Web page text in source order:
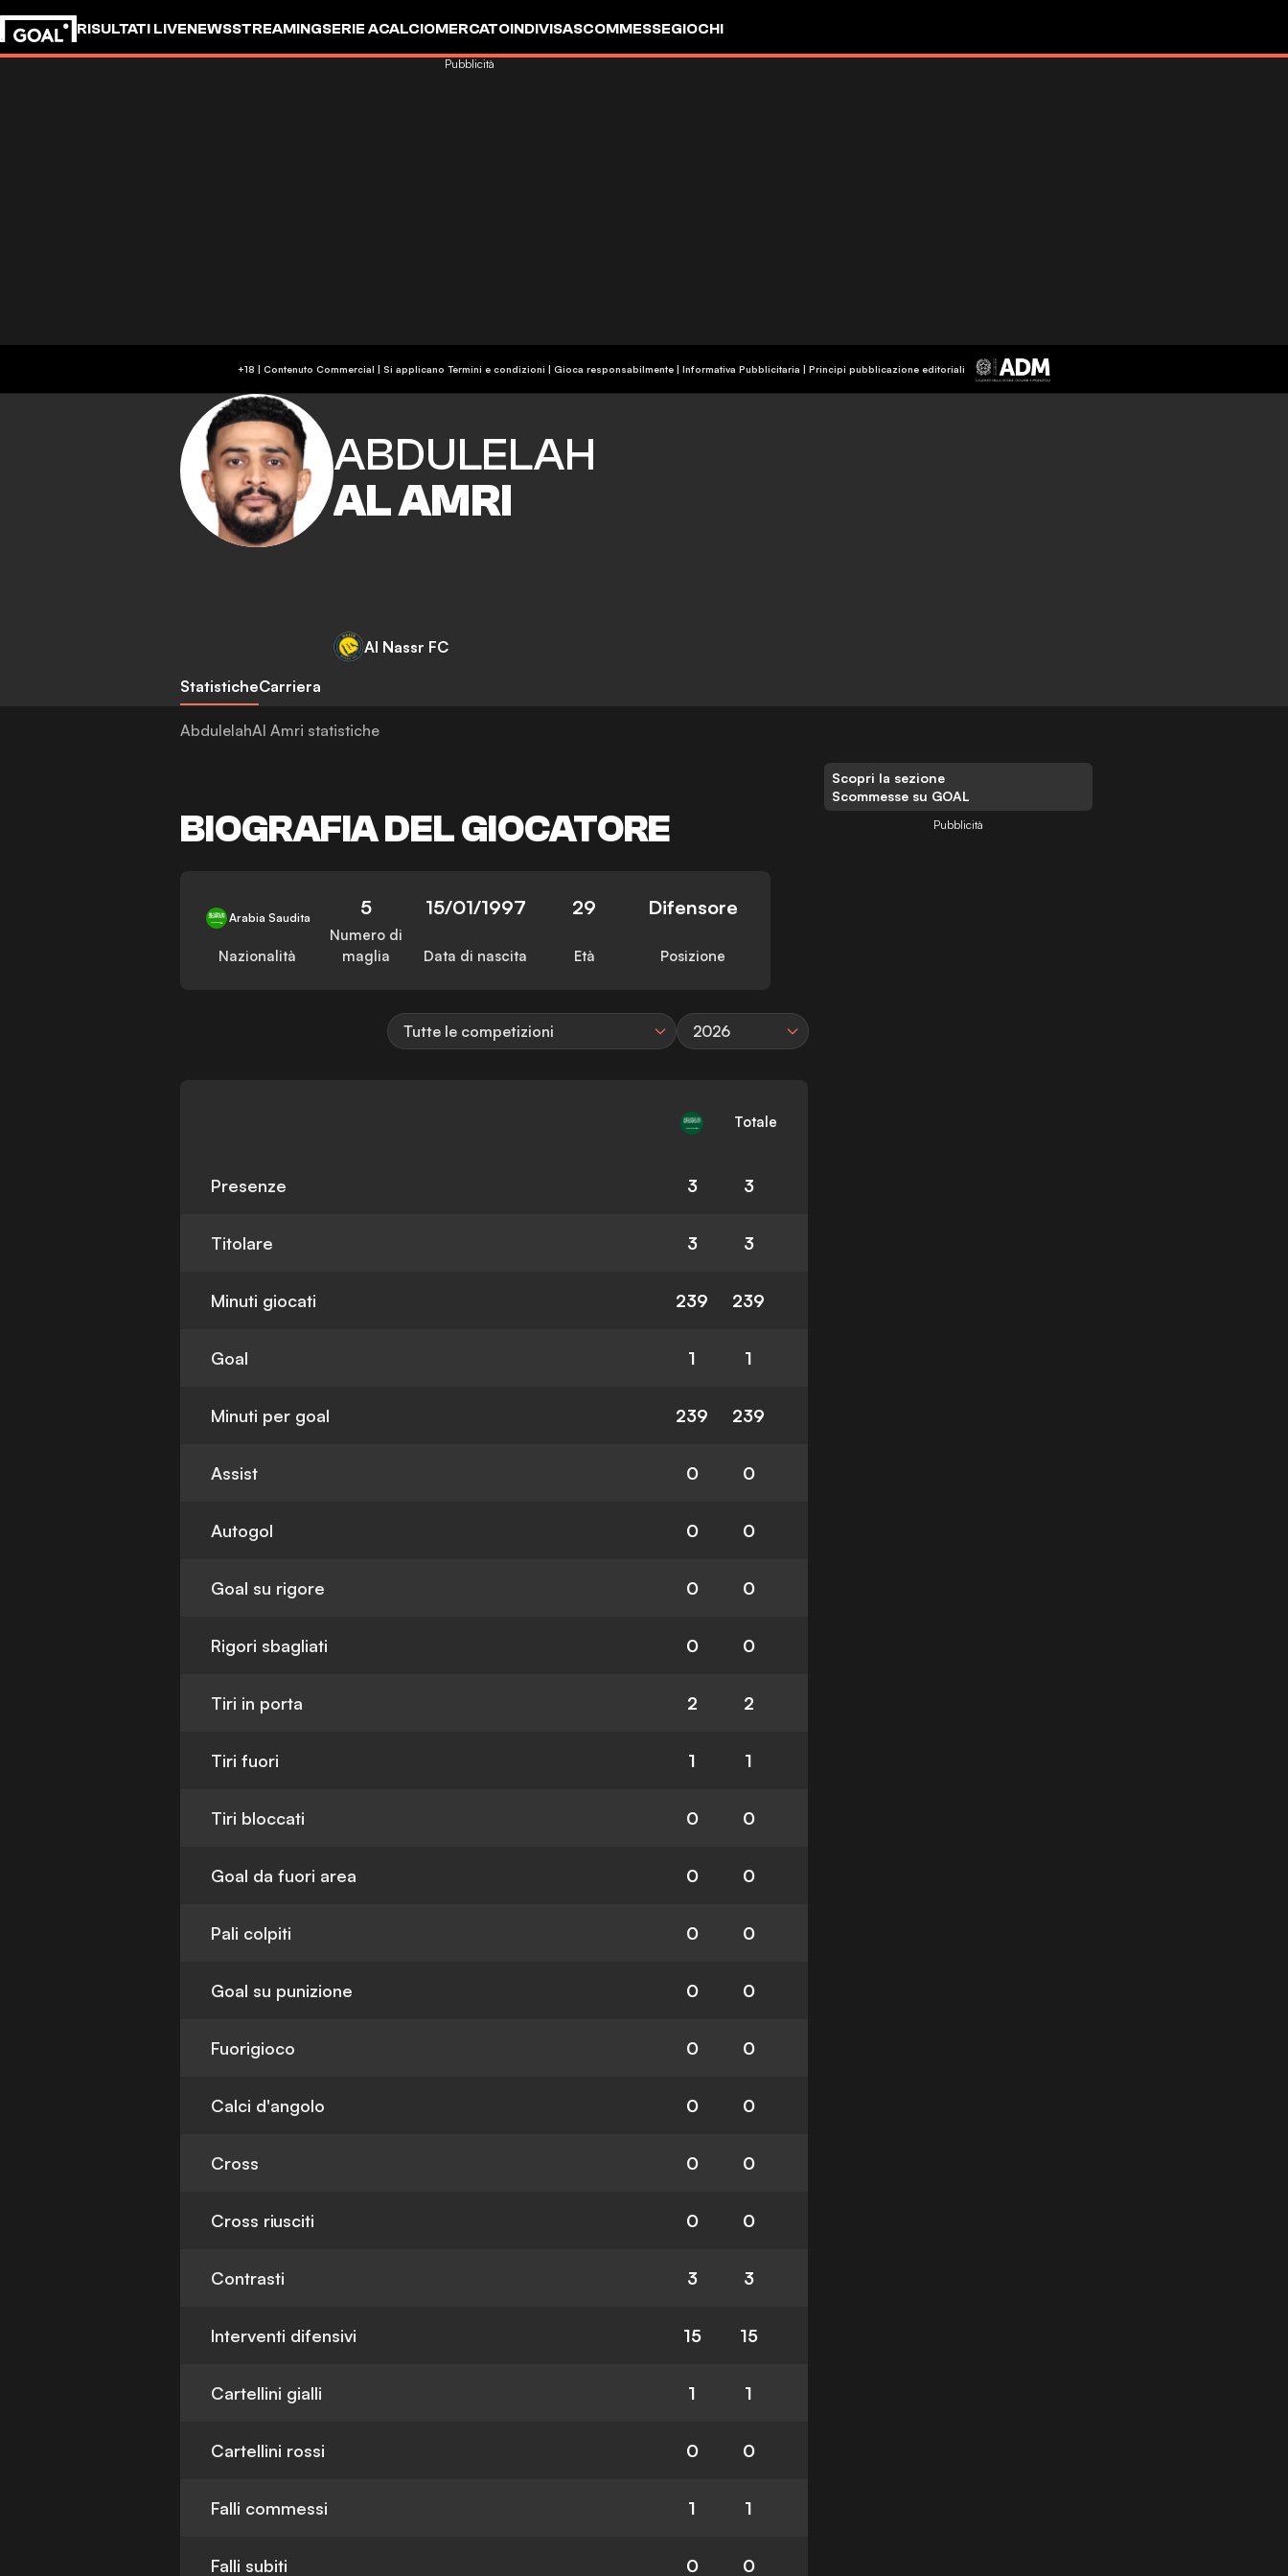
RISULTATI LIVENEWSSTREAMINGSERIE ACALCIOMERCATOINDIVISASCOMMESSEGIOCHI
+18 | Contenuto Commercial | Si applicano Termini e condizioni | Gioca responsabilmente| Informativa Pubblicitaria | Principi pubblicazione editoriali
Pubblicità
ABDULELAH
AL AMRI
Al Nassr FC
StatisticheCarriera
AbdulelahAl Amri statistiche
BIOGRAFIA DEL GIOCATORE
Arabia Saudita
Nazionalità
5
Numero di
maglia
15/01/1997
Data di nascita
29
Età
Difensore
Posizione
Tutte le competizioni 2026
Totale
Presenze 3 3
Titolare 3 3
Minuti giocati 239 239
Goal 1 1
Minuti per goal 239 239
Assist 0 0
Autogol 0 0
Goal su rigore 0 0
Rigori sbagliati 0 0
Tiri in porta 2 2
Tiri fuori 1 1
Tiri bloccati 0 0
Goal da fuori area 0 0
Pali colpiti 0 0
Goal su punizione 0 0
Fuorigioco 0 0
Calci d'angolo 0 0
Cross 0 0
Cross riusciti 0 0
Contrasti 3 3
Interventi difensivi 15 15
Cartellini gialli 1 1
Cartellini rossi 0 0
Falli commessi 1 1
Falli subiti 0 0
Scopri la sezione
Scommesse su GOAL
Pubblicità